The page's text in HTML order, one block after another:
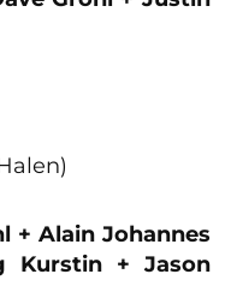
+ Alain Johannes
Kurstin + Jason